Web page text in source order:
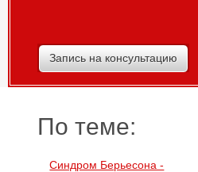
Запись на консультацию
По теме:
Синдром Берьесона -